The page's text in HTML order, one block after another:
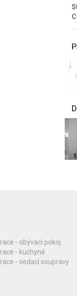
- obývací pokoj
- kuchyně
- sedací soupravy